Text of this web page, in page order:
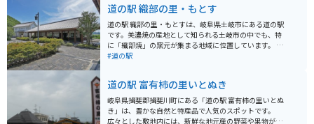
できます。特に、揖斐川町の特産品である「揖斐茶」を
使ったスイーツはおすすめです。 バイクで訪れる場合、
道の駅には広々とした駐車場が完備されているので安心
です。周辺には、揖斐川沿いを走る風光明媚な道が多
く、ツーリングにも最適なエリアです。道の駅から少し
ら、地元の美味しいものを楽しめる場所です。ドライブ
やツーリングの際には、ぜひ立ち寄ってみてください。
道の駅 織部の里・もとす
道の駅 織部の里・もとすは、岐阜県土岐市にある道の駅
です。美濃焼の産地として知られる土岐市の中でも、特
に「織部焼」の窯元が集まる地域に位置しています。 施
設内には、地元で採れた新鮮な野菜や果物を販売する農
トランなどがあります。 バイクで訪れる場合、道の駅に
は広々とした駐車場が完備されているので安心です。ま
た、周辺には窯元巡りが楽しめる「織部ヒルズ」や、自
然豊かな公園など、観光スポットも充実しています。 道
#道の駅
道の駅 富有柿の里いとぬき
岐阜県揖斐郡揖斐川町にある「道の駅 富有柿の里いとぬ
き」は、豊かな自然と特産品で人気のスポットです。
広々とした敷地内には、新鮮な地元産の野菜や果物が並